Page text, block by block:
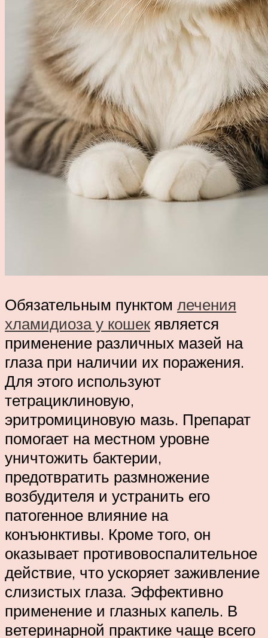
Обязательным пунктом лечения
хламидиоза у кошек является
применение различных мазей на
глаза при наличии их поражения.
Для этого используют
тетрациклиновую,
эритромициновую мазь. Препарат
помогает на местном уровне
уничтожить бактерии,
предотвратить размножение
возбудителя и устранить его
патогенное влияние на
конъюнктивы. Кроме того, он
оказывает противовоспалительное
действие, что ускоряет заживление
слизистых глаза. Эффективно
применение и глазных капель. В
ветеринарной практике чаще всего